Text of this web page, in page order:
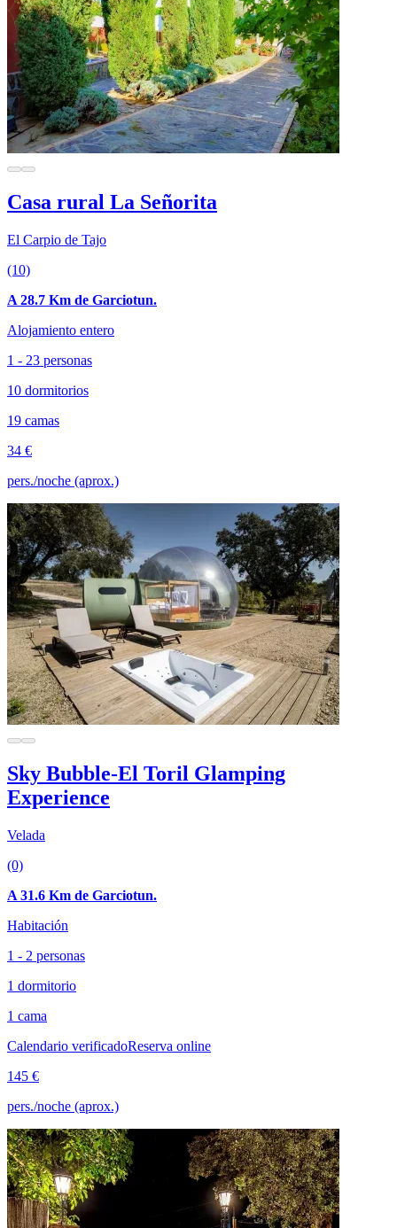
Casa rural La Señorita
El Carpio de Tajo
(10)
A 28.7 Km de Garciotun.
Alojamiento entero
1 - 23 personas
10 dormitorios
19 camas
34 €
pers./noche (aprox.)
Sky Bubble-El Toril Glamping
Experience
Velada
(0)
A 31.6 Km de Garciotun.
Habitación
1 - 2 personas
1 dormitorio
1 cama
Calendario verificadoReserva online
145 €
pers./noche (aprox.)